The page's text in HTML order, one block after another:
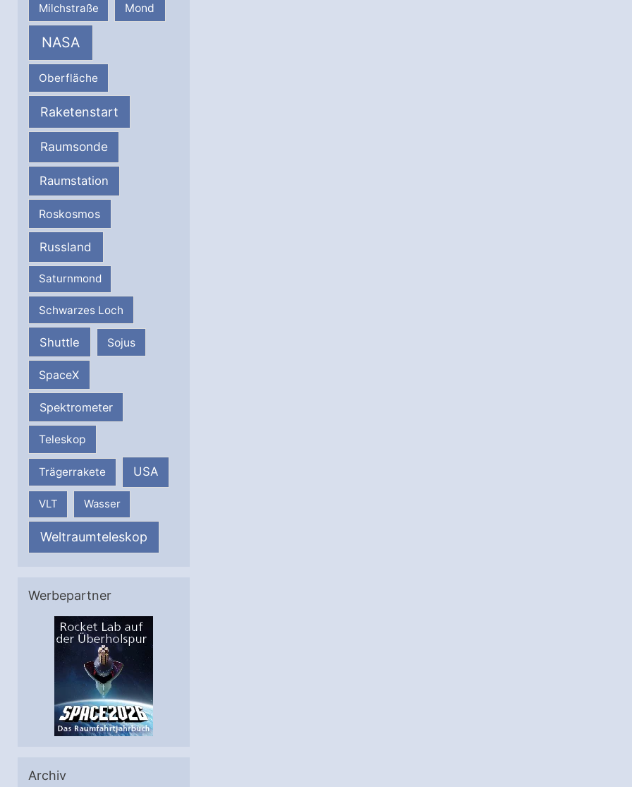
Milchstraße Mond
NASA
Oberfläche
Raketenstart
Raumsonde
Raumstation
Roskosmos
Russland
Saturnmond
Schwarzes Loch
Shuttle Sojus
SpaceX
Spektrometer
Teleskop
Trägerrakete USA
VLT Wasser
Weltraumteleskop
Werbepartner
Archiv